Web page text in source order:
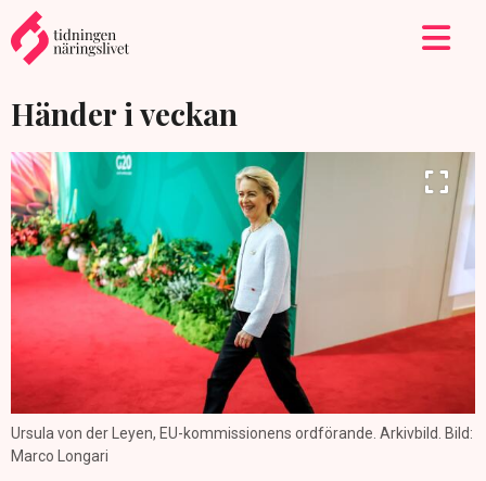
Händer i veckan
Ursula von der Leyen, EU-kommissionens ordförande. Arkivbild. Bild:
Marco Longari